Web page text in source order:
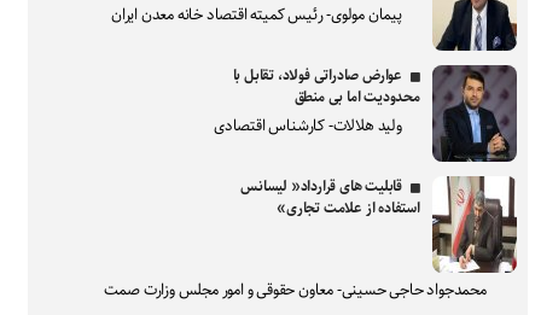
پیمان مولوی- رئیس کمیته اقتصاد خانه معدن ایران
عوارض صادراتی فولاد، تقابل با
محدودیت اما بی منطق
ولید هلالات- کارشناس اقتصادی
قابلیت های قرارداد« لیسانس
استفاده از علامت تجاری»
محمدجواد حاجی حسینی- معاون حقوقی و امور مجلس وزارت صمت